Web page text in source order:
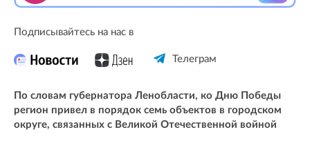
Подписывайтесь на нас в
Телеграм
По словам губернатора Ленобласти, ко Дню Победы
регион привел в порядок семь объектов в городском
округе, связанных с Великой Отечественной войной